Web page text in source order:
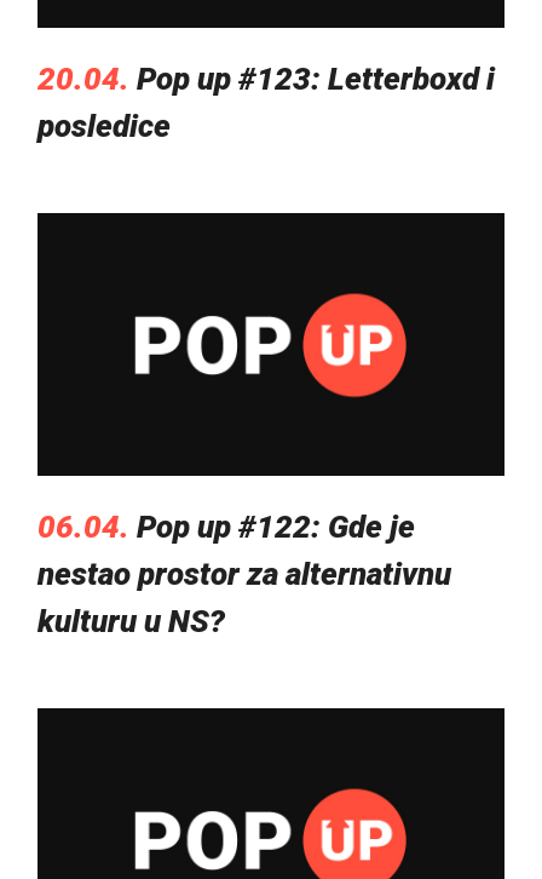
20.04. Pop up #123: Letterboxd i
posledice
06.04. Pop up #122: Gde je
nestao prostor za alternativnu
kulturu u NS?